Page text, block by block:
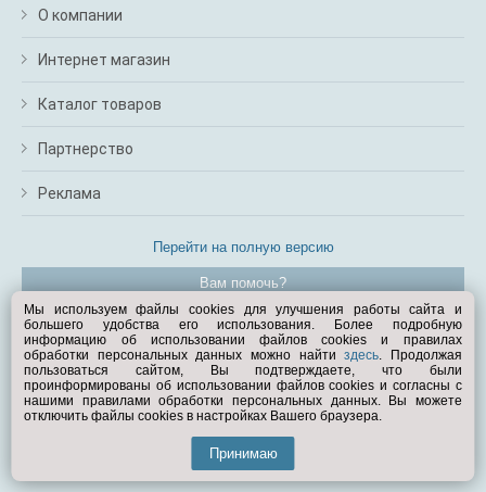
О компании
Интернет магазин
Каталог товаров
Партнерство
Реклама
Перейти на полную версию
Вам помочь?
© Exist.ru 1998—2026
Мы используем файлы cookies для улучшения работы сайта и
большего удобства его использования. Более подробную
информацию об использовании файлов cookies и правилах
обработки персональных данных можно найтиздесь. Продолжая
пользоваться сайтом, Вы подтверждаете, что были
проинформированы об использовании файлов cookies и согласны с
нашими правилами обработки персональных данных. Вы можете
отключить файлы cookies в настройках Вашего браузера.
Принимаю